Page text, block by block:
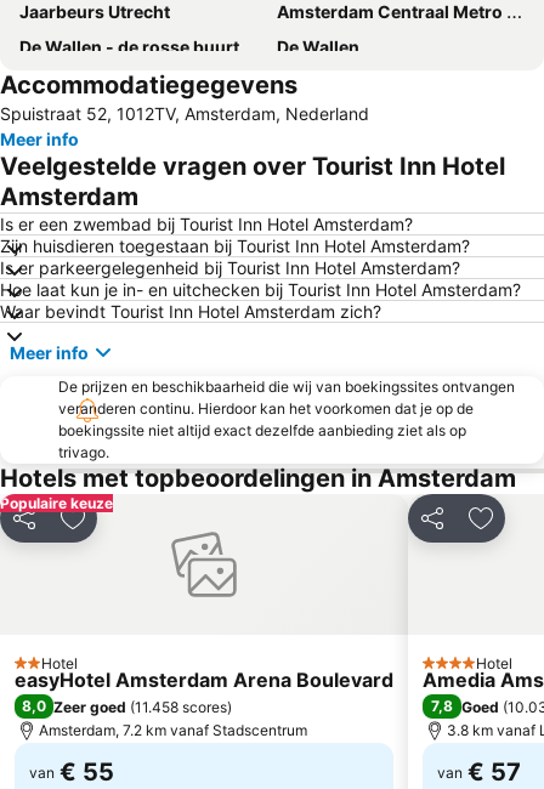
Jaarbeurs Utrecht
Amsterdam Centraal Metro Station
De Wallen - de rosse buurt
De Wallen
Utrecht Centraal Station
AFAS Live
Leidseplein
RAI Amsterdam
Bijlmer ArenA Metro Station
Station Sloterdijk
Vondelpark
De Dam
Olympic Stadium Amsterdam
Zandvoort Beach
Anne Frank Museum
Madame Tussauds Amsterdam
Melkweg
Binnenstad
Historisch Centrum
Zuid Metro Station
Museumplein
Bloemendaal Aan Zee
Zuidoost
Koninklijk Theater Carré
De Pijp
Luchthaven Schiphol
Badstrand Noordwijk
De Jordaan
Shopping Center Magna Plaza
Beatrix Theater
Amstel Metro Station
Grachtengordel
Amsterdam Marathon
Concertgebouw
Accommodatiegegevens
Spuistraat 52, 1012TV, Amsterdam, Nederland
Meer info
Veelgestelde vragen over Tourist Inn Hotel
Amsterdam
Is er een zwembad bij Tourist Inn Hotel Amsterdam?
Zijn huisdieren toegestaan bij Tourist Inn Hotel Amsterdam?
Is er parkeergelegenheid bij Tourist Inn Hotel Amsterdam?
Hoe laat kun je in- en uitchecken bij Tourist Inn Hotel Amsterdam?
Waar bevindt Tourist Inn Hotel Amsterdam zich?
Meer info
De prijzen en beschikbaarheid die wij van boekingssites ontvangen
veranderen continu. Hierdoor kan het voorkomen dat je op de
boekingssite niet altijd exact dezelfde aanbieding ziet als op
trivago.
Hotels met topbeoordelingen in Amsterdam
Populaire keuze
Delen Toevoegen aan favorieten
2 Sterren
Hotel
easyHotel Amsterdam Arena Boulevard
8,0 Zeer goed (11.458 scores)
Amsterdam, 7.2 km vanaf Stadscentrum
van € 55
Delen
4 SterrenHotel
Amedia
7,8 Goed (
3.8 km vanaf
van € 57